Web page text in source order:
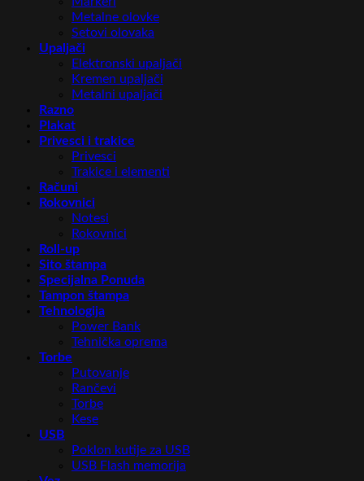
Metalne olovke
Setovi olovaka
Upaljači
Elektronski upaljači
Kremen upaljači
Metalni upaljači
Razno
Plakat
Privesci i trakice
Privesci
Trakice i elementi
Računi
Rokovnici
Notesi
Rokovnici
Roll-up
Sito štampa
Specijalna Ponuda
Tampon štampa
Tehnologija
Power Bank
Tehnička oprema
Torbe
Putovanje
Rančevi
Torbe
Kese
USB
Poklon kutije za USB
USB Flash memorija